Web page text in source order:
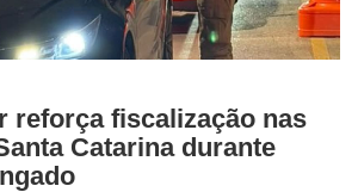
reforça fiscalização nas
Catarina durante